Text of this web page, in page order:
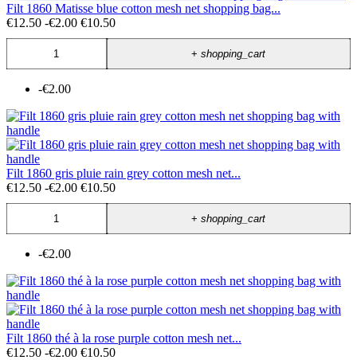
Filt 1860 Matisse blue cotton mesh net shopping bag...
€12.50 -€2.00 €10.50
+shopping_cart
-€2.00
Filt 1860 gris pluie rain grey cotton mesh net...
€12.50 -€2.00 €10.50
+shopping_cart
-€2.00
Filt 1860 thé à la rose purple cotton mesh net...
€12.50 -€2.00 €10.50